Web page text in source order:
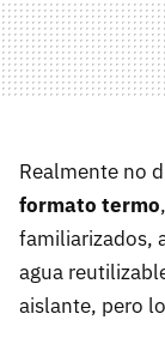
Realmente no
formato termo
familiarizados,
agua
aislante, pero